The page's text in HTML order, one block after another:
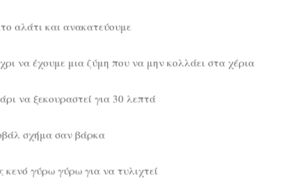
αλάτι και ανακατεύουμε
να έχουμε μια ζύμη που να μην κολλάει στα χέρια
να ξεκουραστεί για 30 λεπτά
σχήμα σαν βάρκα
κενό γύρω γύρω για να τυλιχτεί